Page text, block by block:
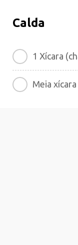
Calda
1 Xícara
Meia